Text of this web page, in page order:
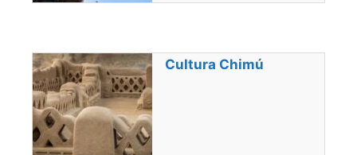
Cultura Chimú